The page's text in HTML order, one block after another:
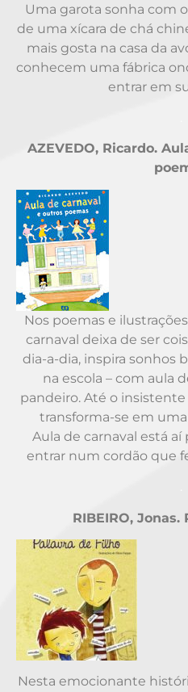
Uma garota sonha com
de uma xícara de chá
mais gosta na casa da
conhecem uma fábrica
entrar em
AZEVEDO, Ricardo.
Nos poemas e
carnaval deixa de ser
dia-a-dia, inspira sonhos
na escola – com aula
pandeiro. Até o
transforma-se em
Aula de carnaval está aí
entrar num cordão que
RIBEIRO,
Nesta emocionante